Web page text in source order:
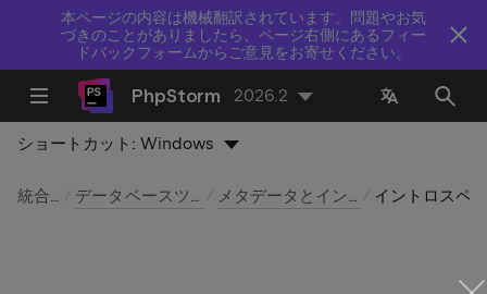
本ページの内容は機械翻訳されています。問題やお気
づきのことがありましたら、ページ右側にあるフィー
ドバックフォームからご意見をお寄せください。
PhpStorm 2026.2
ショートカット:Windows
統合ツール データベースツールおよび SQL メタデータとイントロスペクション